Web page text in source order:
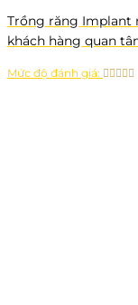
Trồng răng Implant
khách hàng quan
Mức độ đánh giá: